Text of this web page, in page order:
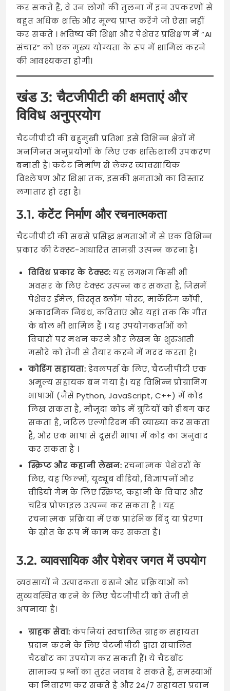
कर सकते हैं, वे उन लोगों की तुलना में इन उपकरणों से
बहुत अधिक शक्ति और मूल्य प्राप्त करेंगे जो ऐसा नहीं
कर सकते । भविष्य की शिक्षा और पेशेवर प्रशिक्षण में “AI
संचार” को एक मुख्य योग्यता के रूप में शामिल करने
की आवश्यकता होगी।
खंड 3: चैटजीपीटी की क्षमताएं और
विविध अनुप्रयोग
चैटजीपीटी की बहुमुखी प्रतिभा इसे विभिन्न क्षेत्रों में
अनगिनत अनुप्रयोगों के लिए एक शक्तिशाली उपकरण
बनाती है। कंटेंट निर्माण से लेकर व्यावसायिक
विश्लेषण और शिक्षा तक, इसकी क्षमताओं का विस्तार
लगातार हो रहा है।
3.1. कंटेंट निर्माण और रचनात्मकता
चैटजीपीटी की सबसे प्रसिद्ध क्षमताओं में से एक विभिन्न
प्रकार की टेक्स्ट-आधारित सामग्री उत्पन्न करना है।
विविध प्रकार के टेक्स्ट: यह लगभग किसी भी
अवसर के लिए टेक्स्ट उत्पन्न कर सकता है, जिसमें
पेशेवर ईमेल, विस्तृत ब्लॉग पोस्ट, मार्केटिंग कॉपी,
अकादमिक निबंध, कविताएं और यहां तक कि गीत
के बोल भी शामिल हैं । यह उपयोगकर्ताओं को
विचारों पर मंथन करने और लेखन के शुरुआती
मसौदे को तेजी से तैयार करने में मदद करता है।
कोडिंग सहायता: डेवलपर्स के लिए, चैटजीपीटी एक
अमूल्य सहायक बन गया है। यह विभिन्न प्रोग्रामिंग
भाषाओं (जैसे Python, JavaScript, C++) में कोड
लिख सकता है, मौजूदा कोड में त्रुटियों को डीबग कर
सकता है, जटिल एल्गोरिदम की व्याख्या कर सकता
है, और एक भाषा से दूसरी भाषा में कोड का अनुवाद
कर सकता है ।
स्क्रिप्ट और कहानी लेखन: रचनात्मक पेशेवरों के
लिए, यह फिल्मों, यूट्यूब वीडियो, विज्ञापनों और
वीडियो गेम के लिए स्क्रिप्ट, कहानी के विचार और
चरित्र प्रोफाइल उत्पन्न कर सकता है । यह
रचनात्मक प्रक्रिया में एक प्रारंभिक बिंदु या प्रेरणा
के स्रोत के रूप में काम कर सकता है।
3.2. व्यावसायिक और पेशेवर जगत में उपयोग
व्यवसायों ने उत्पादकता बढ़ाने और प्रक्रियाओं को
सुव्यवस्थित करने के लिए चैटजीपीटी को तेजी से
अपनाया है।
ग्राहक सेवा: कंपनियां स्वचालित ग्राहक सहायता
प्रदान करने के लिए चैटजीपीटी द्वारा संचालित
चैटबॉट का उपयोग कर सकती हैं। ये चैटबॉट
सामान्य प्रश्नों का तुरंत जवाब दे सकते हैं, समस्याओं
का निवारण कर सकते हैं और 24/7 सहायता प्रदान